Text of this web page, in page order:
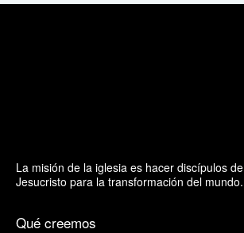
La misión de la iglesia es hacer discípulos de
Jesucristo para la transformación del mundo.
Qué creemos